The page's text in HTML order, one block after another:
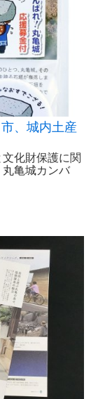
、城内土産
化財保護に関
亀城カンバ